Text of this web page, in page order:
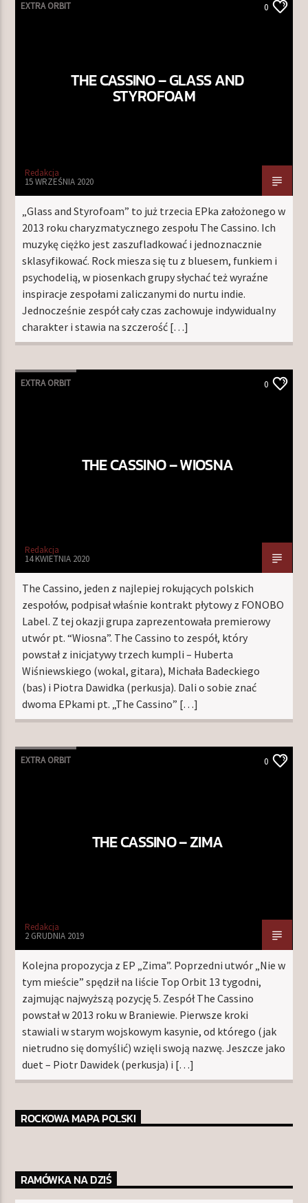
EXTRA ORBIT 0
THE CASSINO – GLASS AND
STYROFOAM
Redakcja
15 WRZEŚNIA 2020
„Glass and Styrofoam” to już trzecia EPka założonego w
2013 roku charyzmatycznego zespołu The Cassino. Ich
muzykę ciężko jest zaszufladkować i jednoznacznie
sklasyfikować. Rock miesza się tu z bluesem, funkiem i
psychodelią, w piosenkach grupy słychać też wyraźne
inspiracje zespołami zaliczanymi do nurtu indie.
Jednocześnie zespół cały czas zachowuje indywidualny
charakter i stawia na szczerość […]
EXTRA ORBIT 0
THE CASSINO – WIOSNA
Redakcja
14 KWIETNIA 2020
The Cassino, jeden z najlepiej rokujących polskich
zespołów, podpisał właśnie kontrakt płytowy z FONOBO
Label. Z tej okazji grupa zaprezentowała premierowy
utwór pt. “Wiosna”. The Cassino to zespół, który
powstał z inicjatywy trzech kumpli – Huberta
Wiśniewskiego (wokal, gitara), Michała Badeckiego
(bas) i Piotra Dawidka (perkusja). Dali o sobie znać
dwoma EPkami pt. „The Cassino” […]
EXTRA ORBIT 0
THE CASSINO – ZIMA
Redakcja
2 GRUDNIA 2019
Kolejna propozycja z EP „Zima”. Poprzedni utwór „Nie w
tym mieście” spędził na liście Top Orbit 13 tygodni,
zajmując najwyższą pozycję 5. Zespół The Cassino
powstał w 2013 roku w Braniewie. Pierwsze kroki
stawiali w starym wojskowym kasynie, od którego (jak
nietrudno się domyślić) wzięli swoją nazwę. Jeszcze jako
duet – Piotr Dawidek (perkusja) i […]
ROCKOWA MAPA POLSKI
RAMÓWKA NA DZIŚ